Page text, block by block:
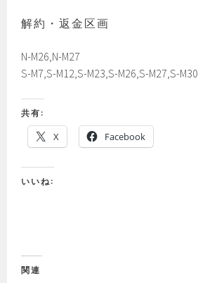
解約・返金区画
N-M26,N-M27
S-M7,S-M12,S-M23,S-M26,S-M27,S-M30
共有:
X Facebook
いいね:
関連